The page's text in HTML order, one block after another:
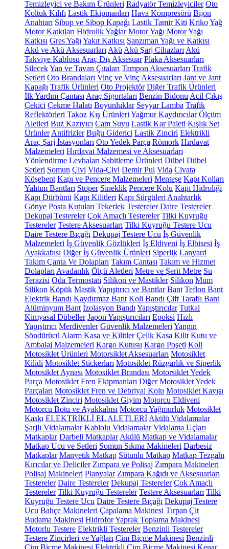
Temizleyici ve Bakım Ürünleri Radyatör Temizleyiciler Oto
Koltuk Kılıfı Lastik Ekipmanları Hava Kompresörü Bijon
Anahtarı Sibop ve Sibop Kapağı Lastik Tamir Kiti KrikoYağ
Motor Katkıları Hidrolik Yağlar Motor Yağı Motor Yağı
Katkısı Gres Yağı Yakıt Katkısı Şanzıman Yağı ve Katkısı
Akü ve Akü Aksesuarları Akü Akü Şarj Cihazları Akü
Takviye Kablosu Araç Dış Aksesuar Plaka Aksesuarları
SilecekYan ve Tavan Çıtaları Tampon Aksesuarları Trafik
Setleri Oto Brandaları Vinç ve Vinç Aksesuarları Jant ve Jant
Kapağı Trafik Ürünleri Oto Projektör Diğer Trafik Ürünleri
İlk Yardım Çantası Araç Sigortaları Benzin Bidonu Acil Çıkış
Çekici Çekme Halatı Boyunluklar Seyyar Lamba Trafik
Reflektörleri Takoz Kış Ürünleri Yağmur Kaydırıcılar Ölçüm
Aletleri Buz Kazıyıcı Cam Suyu Lastik Kar Paleti Kışlık Set
Ürünler Antifrizler Buğu Giderici Lastik Zinciri Elektrikli
Araç Şarj İstasyonları Oto Yedek Parça Römork Hırdavat
Malzemeleri Hırdavat Malzemesi ve Aksesuarları
Yönlendirme Levhaları Sabitleme Ürünleri Dübel Dübel
Setleri Somun Çivi Vida-Çivi Demir Pul Vida Civata
Köşebent Kapı ve Pencere Malzemeleri Menteşe Kapı Kolları
Yalıtım Bantları Stoper Sineklik Pencere Kolu Kapı Hidroliği
Kapı Dürbünü Kapı Kilitleri Kapı Sürgüleri Anahtarlık
Gönye Posta Kutuları Tekerlek Testereler Daire Testereler
Dekupaj Testereler Çok Amaçlı Testereler Tilki Kuyruğu
Testereler Testere Aksesuarları Tilki Kuyruğu Testere Ucu
Daire Testere Bıçağı Dekupaj Testere Ucu İş Güvenlik
Malzemeleri İş Güvenlik Gözlükleri İş Eldiveni İş Elbisesi İş
Ayakkabısı Diğer İş Güvenlik Ürünleri Siperlik Lanyard
Takım Çanta Ve Dolapları Takım Çantası Takım ve Hizmet
Dolapları Avadanlık Ölçü Aletleri Metre ve Şerit Metre Su
Terazisi Oda Termostatı Silikon ve Mastikler Silikon Mum
Silikon Köpük MastikYapıştırıcı ve Bantlar Bant Teflon Bant
Elektrik Bandı Kaydırmaz Bant Koli Bandı Çift Taraflı Bant
Alüminyum Bant İzolasyon Bandı Yapıştırıcılar Tutkal
Kimyasal Dübeller Japon Yapıştırıcıları Epoksi Hızlı
Yapıştırıcı Merdivenler Güvenlik Malzemeleri Yangın
Söndürücü Alarm Kasa ve Kilitler Çelik Kasa Kilit Kutu ve
Ambalaj Malzemeleri Kargo Kutusu Kargo Poşeti Koli
Motosiklet Ürünleri Motorsiklet Aksesuarları Motosiklet
Kilidi Motosiklet Stickerları Motosiklet Rüzgarlık ve Siperlik
Motosiklet Aynası Motosiklet Brandası Motorsiklet Yedek
Parça Motosiklet Fren Ekipmanları Diğer Motosiklet Yedek
Parçaları Motosiklet Fren ve Debriyaj Kolu Motosiklet Kayışı
Motosiklet Zinciri Motosiklet Giyim Motorcu Eldiveni
Motorcu Botu ve Ayakkabısı Motorcu Yağmurluk Motosiklet
Kaskı ELEKTRİKLİ EL ALETLERİ Akülü Vidalamalar
Şarjlı Vidalamalar Kablolu Vidalamalar Vidalama Uçları
Matkaplar Darbeli Matkaplar Akülü Matkap ve Vidalamalar
Matkap Ucu ve Setleri Somun Sıkma Makineleri Darbesiz
Matkaplar Manyetik Matkap Sütunlu Matkap Matkap Tezgahı
Kırıcılar ve Deliciler Zımpara ve Polisaj Zımpara Makineleri
Polisaj Makineleri Planyalar Zımpara Kağıdı ve Aksesuarları
Testereler Daire Testereler Dekupaj Testereler Çok Amaçlı
Testereler Tilki Kuyruğu Testereler Testere Aksesuarları Tilki
Kuyruğu Testere Ucu Daire Testere Bıçağı Dekupaj Testere
Ucu Bahçe Makineleri Çapalama Makinesi Tırpan Çit
Budama Makinesi HidroforYaprak Toplama Makinesi
Motorlu Testere Elektrikli Testereler Benzinli Testereler
Testere Zincirleri ve Yağları Çim Biçme Makinesi Benzinli
Çim Biçme Makinesi Elektrikli Çim Biçme Makinesi Kenar